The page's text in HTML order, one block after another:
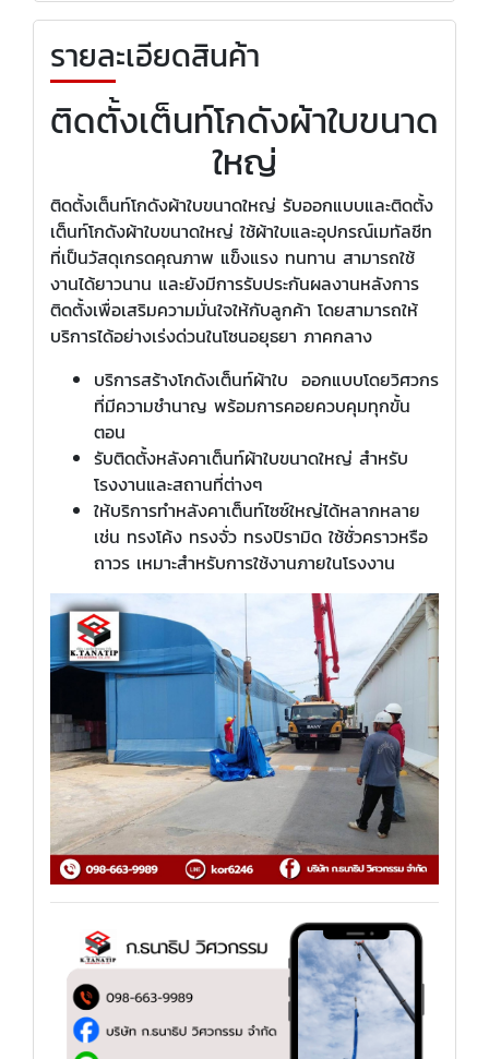
รายละเอียดสินค้า
ติดตั้งเต็นท์โกดังผ้าใบขนาด
ใหญ่
ติดตั้งเต็นท์โกดังผ้าใบขนาดใหญ่ รับออกแบบและติดตั้ง
เต็นท์โกดังผ้าใบขนาดใหญ่ ใช้ผ้าใบและอุปกรณ์เมทัลชีท
ที่เป็นวัสดุเกรดคุณภาพ แข็งแรง ทนทาน สามารถใช้
งานได้ยาวนาน และยังมีการรับประกันผลงานหลังการ
ติดตั้งเพื่อเสริมความมั่นใจให้กับลูกค้า โดยสามารถให้
บริการได้อย่างเร่งด่วนในโซนอยุธยา ภาคกลาง
บริการสร้างโกดังเต็นท์ผ้าใบ ออกแบบโดยวิศวกร
ที่มีความชำนาญ พร้อมการคอยควบคุมทุกขั้น
ตอน
รับติดตั้งหลังคาเต็นท์ผ้าใบขนาดใหญ่ สำหรับ
โรงงานและสถานที่ต่างๆ
ให้บริการทำหลังคาเต็นท์ไซซ์ใหญ่ได้หลากหลาย
เช่น ทรงโค้ง ทรงจั่ว ทรงปิรามิด ใช้ชั่วคราวหรือ
ถาวร เหมาะสำหรับการใช้งานภายในโรงงาน